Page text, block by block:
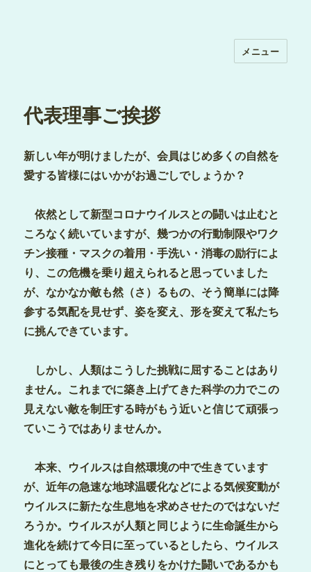
メニュー
代表理事ご挨拶
新しい年が明けましたが、会員はじめ多くの自然を
愛する皆様にはいかがお過ごしでしょうか？
依然として新型コロナウイルスとの闘いは止むと
ころなく続いていますが、幾つかの行動制限やワク
チン接種・マスクの着用・手洗い・消毒の励行によ
り、この危機を乗り超えられると思っていました
が、なかなか敵も然（さ）るもの、そう簡単には降
参する気配を見せず、姿を変え、形を変えて私たち
に挑んできています。
しかし、人類はこうした挑戦に屈することはあり
ません。これまでに築き上げてきた科学の力でこの
見えない敵を制圧する時がもう近いと信じて頑張っ
ていこうではありませんか。
本来、ウイルスは自然環境の中で生きています
が、近年の急速な地球温暖化などによる気候変動が
ウイルスに新たな生息地を求めさせたのではないだ
ろうか。ウイルスが人類と同じように生命誕生から
進化を続けて今日に至っているとしたら、ウイルス
にとっても最後の生き残りをかけた闘いであるかも